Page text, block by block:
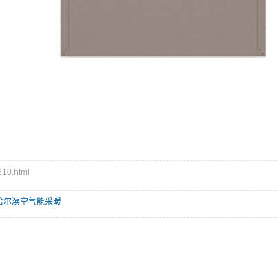
尔滨空气能采暖